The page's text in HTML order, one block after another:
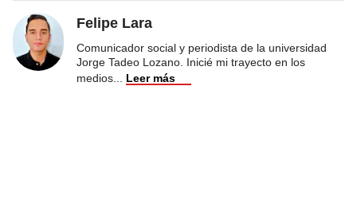
Felipe Lara
Comunicador social y periodista de la universidad
Jorge Tadeo Lozano. Inicié mi trayecto en los
medios
Leer más